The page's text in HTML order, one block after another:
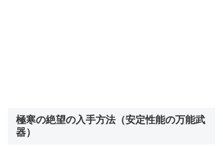
極寒の絶望の入手方法（安定性能の万能武
器）